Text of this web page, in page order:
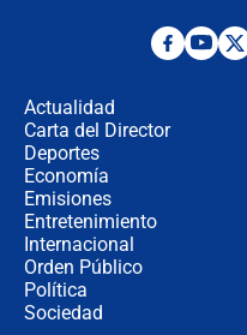
Actualidad
Carta del Director
Deportes
Economía
Emisiones
Entretenimiento
Internacional
Orden Público
Política
Sociedad